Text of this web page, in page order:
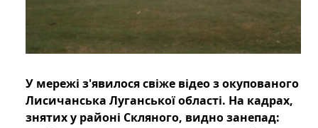
У мережі з'явилося свіже відео з окупованого
Лисичанська Луганської області. На кадрах,
знятих у районі Скляного, видно занепад: